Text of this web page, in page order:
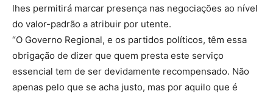
lhes permitirá marcar presença nas negociações ao nível
do valor-padrão a atribuir por utente.
“O Governo Regional, e os partidos políticos, têm essa
obrigação de dizer que quem presta este serviço
essencial tem de ser devidamente recompensado. Não
apenas pelo que se acha justo, mas por aquilo que é